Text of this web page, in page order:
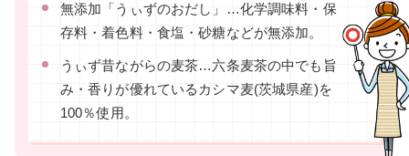
無添加「うぃずのおだし」…化学調味料・保
存料・着色料・食塩・砂糖などが無添加。
うぃず昔ながらの麦茶…六条麦茶の中でも旨
み・香りが優れているカシマ麦(茨城県産)を
100％使用。